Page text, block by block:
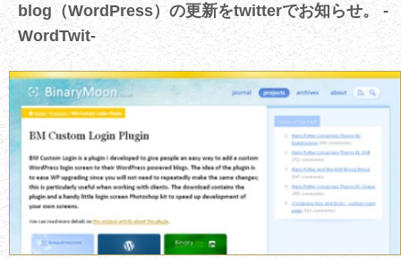
blog（WordPress）の更新をtwitterでお知らせ。 -
WordTwit-